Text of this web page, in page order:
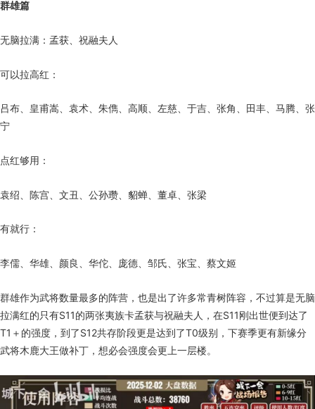
群雄篇
无脑拉满：孟获、祝融夫人
可以拉高红：
吕布、皇甫嵩、袁术、朱儁、高顺、左慈、于吉、张角、田丰、马腾、张
宁
点红够用：
袁绍、陈宫、文丑、公孙瓒、貂蝉、董卓、张梁
有就行：
李儒、华雄、颜良、华佗、庞德、邹氏、张宝、蔡文姬
群雄作为武将数量最多的阵营，也是出了许多常青树阵容，不过算是无脑
拉满红的只有S11的两张夷族卡孟获与祝融夫人，在S11刚出世便到达了
T1＋的强度，到了S12共存阶段更是达到了T0级别，下赛季更有新缘分
武将木鹿大王做补丁，想必会强度会更上一层楼。